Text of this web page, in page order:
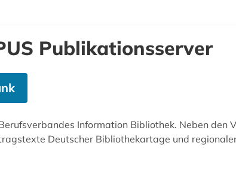
Publikationsserver
Information Bibliothek. Neben den
Deutscher Bibliothekartage und